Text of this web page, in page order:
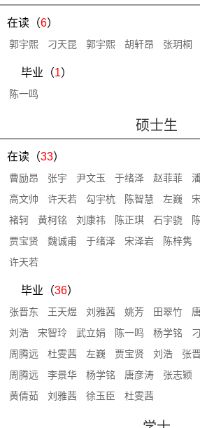
在读（6）
郭宇熙 刁天昆 郭宇熙 胡轩昂 张玥桐
毕业（1）
陈一鸣
硕士生
在读（33）
曹励昂 张宇 尹文玉 于绪泽 赵菲菲
高文帅
许天若 勾宇杭 陈智慧 左巍
褚轲
黄柯铭 刘康祎 陈正琪 石宇骁
贾宝贤
魏诚甫 于绪泽 宋泽岩 陈梓隽
许天若
毕业（36）
张晋东 王天煜 刘雅茜 姚芳 田翠竹
刘浩
宋智玲 武立娟 陈一鸣 杨学铭
周腾远
杜雯茜 左巍 贾宝贤 刘浩 张
周腾远
李景华 杨学铭 唐彦涛 张志颖
黄倩茹
刘雅茜 徐玉臣 杜雯茜